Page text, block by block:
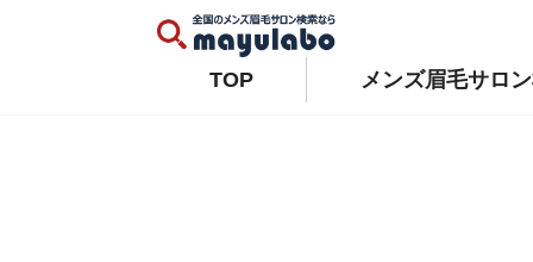
: Constant WP_AUTO_UPDATE_CORE already defined in
: Constant AUTOMATIC_UPDATER_DISABLED already defined in/home/xs679489/
TOP メンズ眉毛サロ